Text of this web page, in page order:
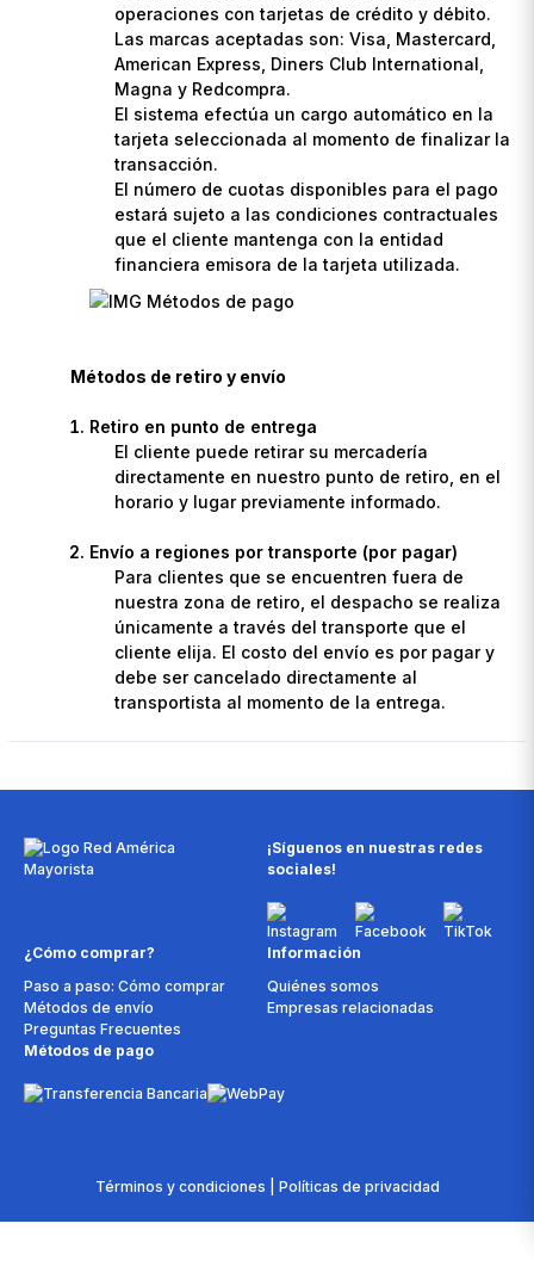
operaciones con tarjetas de crédito y débito.
Las marcas aceptadas son: Visa, Mastercard,
American Express, Diners Club International,
Magna y Redcompra.
El sistema efectúa un cargo automático en la
tarjeta seleccionada al momento de finalizar la
transacción.
El número de cuotas disponibles para el pago
estará sujeto a las condiciones contractuales
que el cliente mantenga con la entidad
financiera emisora de la tarjeta utilizada.
Métodos de retiro y envío
Retiro en punto de entrega
El cliente puede retirar su mercadería
directamente en nuestro punto de retiro, en el
horario y lugar previamente informado.
Envío a regiones por transporte (por pagar)
Para clientes que se encuentren fuera de
nuestra zona de retiro, el despacho se realiza
únicamente a través del transporte que el
cliente elija. El costo del envío es por pagar y
debe ser cancelado directamente al
transportista al momento de la entrega.
¡Síguenos en nuestras redes
sociales!
¿Cómo comprar?
Paso a paso: Cómo comprar
Métodos de envío
Preguntas Frecuentes
Información
Quiénes somos
Empresas relacionadas
Métodos de pago
Términos y condiciones | Políticas de privacidad